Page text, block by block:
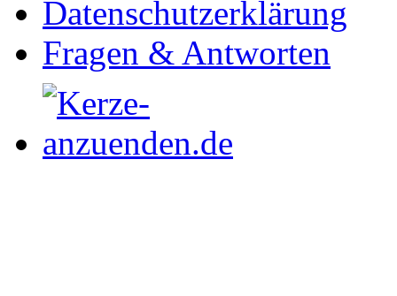
Datenschutzerklärung
Fragen & Antworten